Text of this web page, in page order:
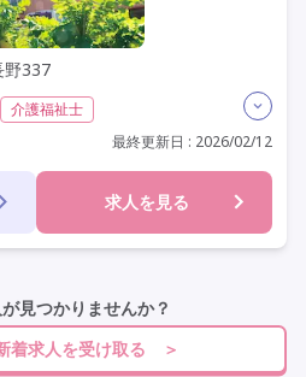
野337
介護福祉士
初任者研修(ヘルパー2級)
未経験歓迎
車通勤可
最終更新日 : 2026/02/12
求人を見る
見つかりませんか？
着求人を受け取る ＞